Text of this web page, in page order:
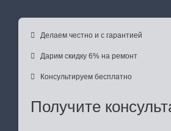
 Делаем честно и с гарантией
 Дарим скидку 6% на ремонт
 Консультируем бесплатно
Получите